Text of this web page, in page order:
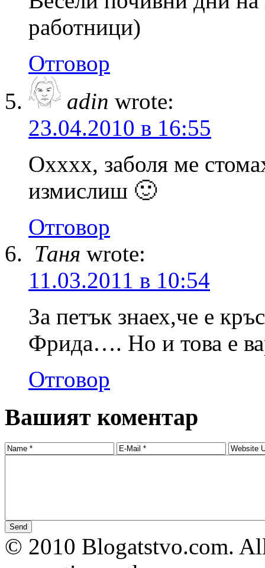
работници)
Отговор
adin wrote:
23.04.2010 в 16:55
Охххх, заболя ме
измислиш 🙂
Отговор
Таня wrote:
11.03.2011 в 10:54
За петък знаех,че е
Фрида…. Но и това е
Отговор
Вашият коментар
© 2010 Blogatstvo.com.